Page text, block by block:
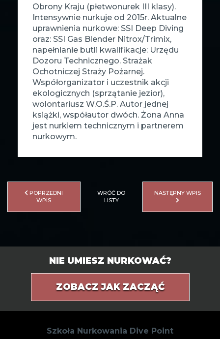
Obrony Kraju (płetwonurek III klasy).
Intensywnie nurkuje od 2015r. Aktualne
uprawnienia nurkowe: SSI Deep Diving
oraz: SSI Gas Blender Nitrox/Trimix,
napełnianie butli kwalifikacje: Urzędu
Dozoru Technicznego. Strażak
Ochotniczej Straży Pożarnej.
Współorganizator i uczestnik akcji
ekologicznych (sprzątanie jezior),
wolontariusz W.O.Ś.P. Autor jednej
książki, współautor dwóch. Żona Anna
jest nurkiem technicznym i partnerem
nurkowym.
POPRZEDNI
WPIS
WRÓĆ DO
LISTY
NASTĘPNY WPIS
NIE UMIESZ NURKOWAĆ?
ZOBACZ JAK ZACZĄĆ
Szkoła Nurkowania Dive Point